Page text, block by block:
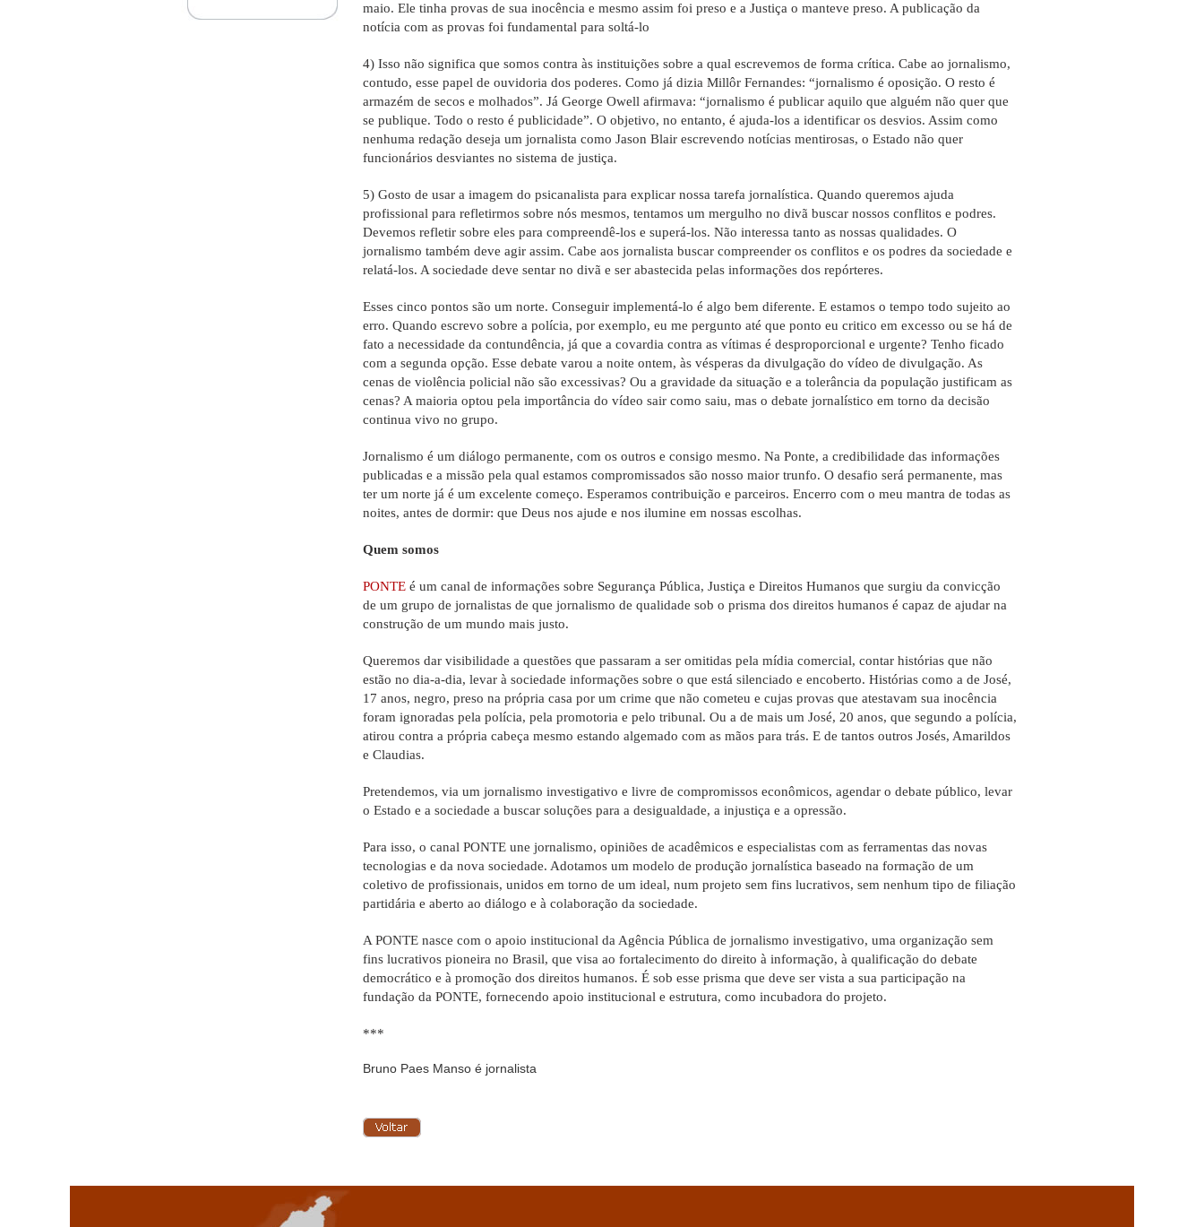
maio. Ele tinha provas de sua inocência e mesmo assim foi preso e a Justiça o manteve preso. A publicação da
notícia com as provas foi fundamental para soltá-lo
4) Isso não significa que somos contra às instituições sobre a qual escrevemos de forma crítica. Cabe ao jornalismo,
contudo, esse papel de ouvidoria dos poderes. Como já dizia Millôr Fernandes: “jornalismo é oposição. O resto é
armazém de secos e molhados”. Já George Owell afirmava: “jornalismo é publicar aquilo que alguém não quer que
se publique. Todo o resto é publicidade”. O objetivo, no entanto, é ajuda-los a identificar os desvios. Assim como
nenhuma redação deseja um jornalista como Jason Blair escrevendo notícias mentirosas, o Estado não quer
funcionários desviantes no sistema de justiça.
5) Gosto de usar a imagem do psicanalista para explicar nossa tarefa jornalística. Quando queremos ajuda
profissional para refletirmos sobre nós mesmos, tentamos um mergulho no divã buscar nossos conflitos e podres.
Devemos refletir sobre eles para compreendê-los e superá-los. Não interessa tanto as nossas qualidades. O
jornalismo também deve agir assim. Cabe aos jornalista buscar compreender os conflitos e os podres da sociedade e
relatá-los. A sociedade deve sentar no divã e ser abastecida pelas informações dos repórteres.
Esses cinco pontos são um norte. Conseguir implementá-lo é algo bem diferente. E estamos o tempo todo sujeito ao
erro. Quando escrevo sobre a polícia, por exemplo, eu me pergunto até que ponto eu critico em excesso ou se há de
fato a necessidade da contundência, já que a covardia contra as vítimas é desproporcional e urgente? Tenho ficado
com a segunda opção. Esse debate varou a noite ontem, às vésperas da divulgação do vídeo de divulgação. As
cenas de violência policial não são excessivas? Ou a gravidade da situação e a tolerância da população justificam as
cenas? A maioria optou pela importância do vídeo sair como saiu, mas o debate jornalístico em torno da decisão
continua vivo no grupo.
Jornalismo é um diálogo permanente, com os outros e consigo mesmo. Na Ponte, a credibilidade das informações
publicadas e a missão pela qual estamos compromissados são nosso maior trunfo. O desafio será permanente, mas
ter um norte já é um excelente começo. Esperamos contribuição e parceiros. Encerro com o meu mantra de todas as
noites, antes de dormir: que Deus nos ajude e nos ilumine em nossas escolhas.
Quem somos
PONTE é um canal de informações sobre Segurança Pública, Justiça e Direitos Humanos que surgiu da convicção
de um grupo de jornalistas de que jornalismo de qualidade sob o prisma dos direitos humanos é capaz de ajudar na
construção de um mundo mais justo.
Queremos dar visibilidade a questões que passaram a ser omitidas pela mídia comercial, contar histórias que não
estão no dia-a-dia, levar à sociedade informações sobre o que está silenciado e encoberto. Histórias como a de José,
17 anos, negro, preso na própria casa por um crime que não cometeu e cujas provas que atestavam sua inocência
foram ignoradas pela polícia, pela promotoria e pelo tribunal. Ou a de mais um José, 20 anos, que segundo a polícia,
atirou contra a própria cabeça mesmo estando algemado com as mãos para trás. E de tantos outros Josés, Amarildos
e Claudias.
Pretendemos, via um jornalismo investigativo e livre de compromissos econômicos, agendar o debate público, levar
o Estado e a sociedade a buscar soluções para a desigualdade, a injustiça e a opressão.
Para isso, o canal PONTE une jornalismo, opiniões de acadêmicos e especialistas com as ferramentas das novas
tecnologias e da nova sociedade. Adotamos um modelo de produção jornalística baseado na formação de um
coletivo de profissionais, unidos em torno de um ideal, num projeto sem fins lucrativos, sem nenhum tipo de filiação
partidária e aberto ao diálogo e à colaboração da sociedade.
A PONTE nasce com o apoio institucional da Agência Pública de jornalismo investigativo, uma organização sem
fins lucrativos pioneira no Brasil, que visa ao fortalecimento do direito à informação, à qualificação do debate
democrático e à promoção dos direitos humanos. É sob esse prisma que deve ser vista a sua participação na
fundação da PONTE, fornecendo apoio institucional e estrutura, como incubadora do projeto.
***
Bruno Paes Manso é jornalista